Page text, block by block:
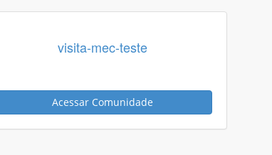
visita-mec-teste
Acessar Comunidade